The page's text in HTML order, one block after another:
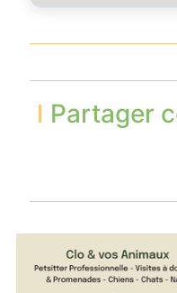
Partager